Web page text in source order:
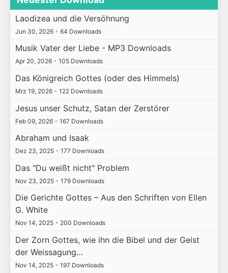
Laodizea und die Versöhnung
Jun 30, 2026 • 64 Downloads
Musik Vater der Liebe - MP3 Downloads
Apr 20, 2026 • 105 Downloads
Das Königreich Gottes (oder des Himmels)
Mrz 19, 2026 • 122 Downloads
Jesus unser Schutz, Satan der Zerstörer
Feb 09, 2026 • 167 Downloads
Abraham und Isaak
Dez 23, 2025 • 177 Downloads
Das "Du weißt nicht" Problem
Nov 23, 2025 • 179 Downloads
Die Gerichte Gottes – Aus den Schriften von Ellen
G. White
Nov 14, 2025 • 200 Downloads
Der Zorn Gottes, wie ihn die Bibel und der Geist
der Weissagung…
Nov 14, 2025 • 197 Downloads